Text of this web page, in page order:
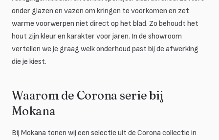
onder glazen en vazen om kringen te voorkomen en zet
warme voorwerpen niet direct op het blad. Zo behoudt het
hout zijn kleur en karakter voor jaren. In de showroom
vertellen we je graag welk onderhoud past bij de afwerking
die je kiest.
Waarom de Corona serie bij
Mokana
Bij Mokana tonen wij een selectie uit de Corona collectie in